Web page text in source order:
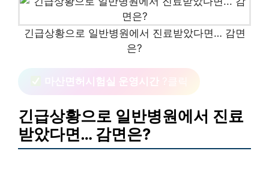
긴급상황으로 일반병원에서 진료받았다면… 감면
은?
마산면허시험실 운영시간
긴급상황으로 일반병원에서 진료
받았다면… 감면은?